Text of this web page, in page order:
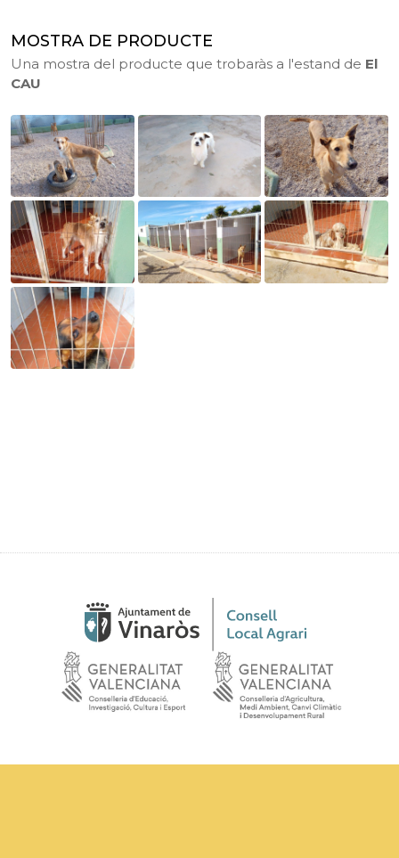
MOSTRA DE PRODUCTE
Una mostra del producte que trobaràs a l'estand de El
CAU